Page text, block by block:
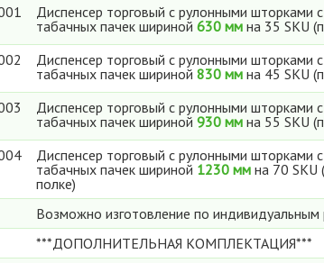
Диспенсер торговый с рулонными шторками
табачных пачек шириной 630 мм на 35 SKU
Диспенсер торговый с рулонными шторками
табачных пачек шириной 830 мм на 45 SKU
Диспенсер торговый с рулонными шторками
табачных пачек шириной 930 мм на 55 SKU
Диспенсер торговый с рулонными шторками
табачных пачек шириной 1230 мм на 70 SKU
полке)
Возможно изготовление по индивидуальным
***ДОПОЛНИТЕЛЬНАЯ КОМПЛЕКТАЦИЯ***